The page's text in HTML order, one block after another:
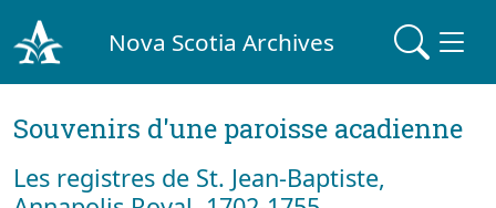
Nova Scotia Archives
Souvenirs d'une paroisse acadienne
Les registres de St. Jean-Baptiste,